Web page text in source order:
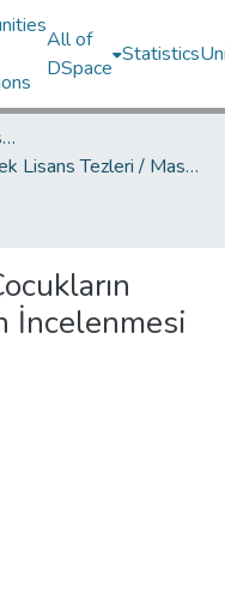
All of
DSpace
Statistics
Lisansüstü Eğitim Enstitüsü / Postgraduate Education Institute
Yüksek Lisans Tezleri / Master's Theses
İncelenmesi